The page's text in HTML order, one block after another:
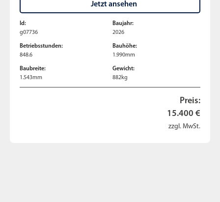
Jetzt ansehen
Id:
g07736
Baujahr:
2026
Betriebsstunden:
848.6
Bauhöhe:
1.990mm
Baubreite:
1.543mm
Gewicht:
882kg
Preis:
15.400 €
zzgl. MwSt.